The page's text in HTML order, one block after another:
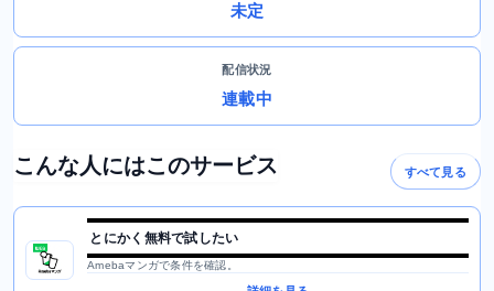
未定
配信状況
連載中
こんな人にはこのサービス すべて見る
とにかく無料で試したい
Amebaマンガで条件を確認。